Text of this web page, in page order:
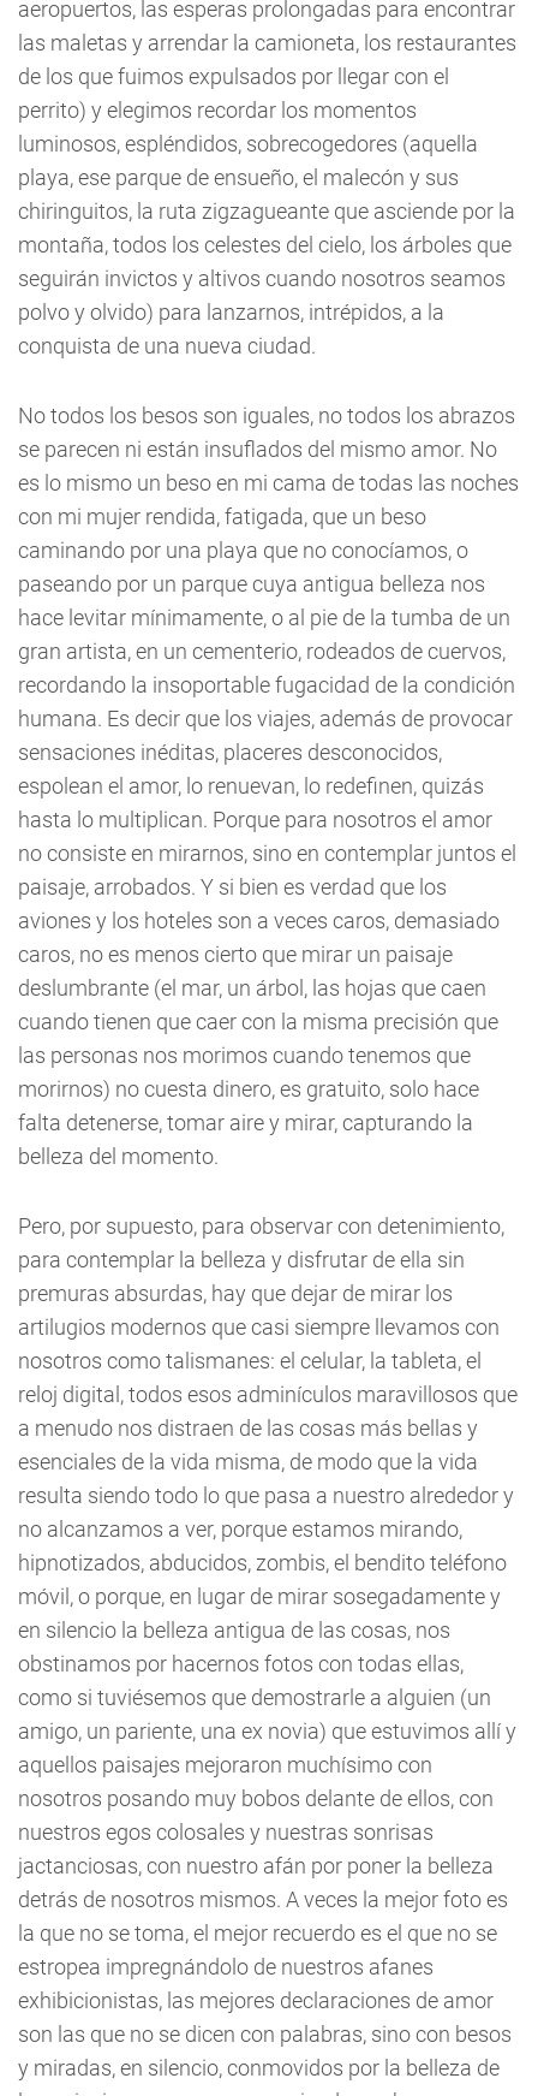
aeropuertos, las esperas prolongadas para encontrar
las maletas y arrendar la camioneta, los restaurantes
de los que fuimos expulsados por llegar con el
perrito) y elegimos recordar los momentos
luminosos, espléndidos, sobrecogedores (aquella
playa, ese parque de ensueño, el malecón y sus
chiringuitos, la ruta zigzagueante que asciende por la
montaña, todos los celestes del cielo, los árboles que
seguirán invictos y altivos cuando nosotros seamos
polvo y olvido) para lanzarnos, intrépidos, a la
conquista de una nueva ciudad.
No todos los besos son iguales, no todos los abrazos
se parecen ni están insuflados del mismo amor. No
es lo mismo un beso en mi cama de todas las noches
con mi mujer rendida, fatigada, que un beso
caminando por una playa que no conocíamos, o
paseando por un parque cuya antigua belleza nos
hace levitar mínimamente, o al pie de la tumba de un
gran artista, en un cementerio, rodeados de cuervos,
recordando la insoportable fugacidad de la condición
humana. Es decir que los viajes, además de provocar
sensaciones inéditas, placeres desconocidos,
espolean el amor, lo renuevan, lo redefinen, quizás
hasta lo multiplican. Porque para nosotros el amor
no consiste en mirarnos, sino en contemplar juntos el
paisaje, arrobados. Y si bien es verdad que los
aviones y los hoteles son a veces caros, demasiado
caros, no es menos cierto que mirar un paisaje
deslumbrante (el mar, un árbol, las hojas que caen
cuando tienen que caer con la misma precisión que
las personas nos morimos cuando tenemos que
morirnos) no cuesta dinero, es gratuito, solo hace
falta detenerse, tomar aire y mirar, capturando la
belleza del momento.
Pero, por supuesto, para observar con detenimiento,
para contemplar la belleza y disfrutar de ella sin
premuras absurdas, hay que dejar de mirar los
artilugios modernos que casi siempre llevamos con
nosotros como talismanes: el celular, la tableta, el
reloj digital, todos esos adminículos maravillosos que
a menudo nos distraen de las cosas más bellas y
esenciales de la vida misma, de modo que la vida
resulta siendo todo lo que pasa a nuestro alrededor y
no alcanzamos a ver, porque estamos mirando,
hipnotizados, abducidos, zombis, el bendito teléfono
móvil, o porque, en lugar de mirar sosegadamente y
en silencio la belleza antigua de las cosas, nos
obstinamos por hacernos fotos con todas ellas,
como si tuviésemos que demostrarle a alguien (un
amigo, un pariente, una ex novia) que estuvimos allí y
aquellos paisajes mejoraron muchísimo con
nosotros posando muy bobos delante de ellos, con
nuestros egos colosales y nuestras sonrisas
jactanciosas, con nuestro afán por poner la belleza
detrás de nosotros mismos. A veces la mejor foto es
la que no se toma, el mejor recuerdo es el que no se
estropea impregnándolo de nuestros afanes
exhibicionistas, las mejores declaraciones de amor
son las que no se dicen con palabras, sino con besos
y miradas, en silencio, conmovidos por la belleza de